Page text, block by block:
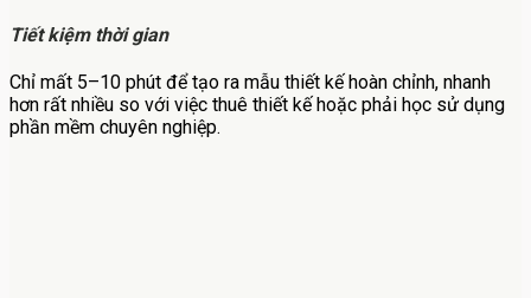
Tiết kiệm thời gian
Chỉ mất 5–10 phút để tạo ra mẫu thiết kế hoàn chỉnh, nhanh
hơn rất nhiều so với việc thuê thiết kế hoặc phải học sử dụng
phần mềm chuyên nghiệp.